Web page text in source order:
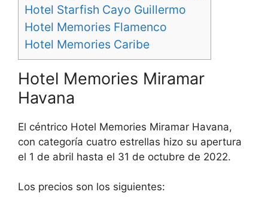
Hotel Starfish Cayo Guillermo
Hotel Memories Flamenco
Hotel Memories Caribe
Hotel Memories Miramar
Havana
El céntrico Hotel Memories Miramar Havana,
con categoría cuatro estrellas hizo su apertura
el 1 de abril hasta el 31 de octubre de 2022.
Los precios son los siguientes: